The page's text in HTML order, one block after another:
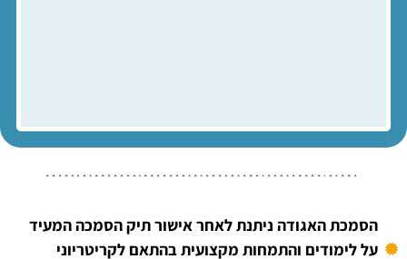
הסמכת האגודה ניתנת לאחר אישור תיק הסמכה המעיד
על לימודים והתמחות מקצועית בהתאם לקריטריוני